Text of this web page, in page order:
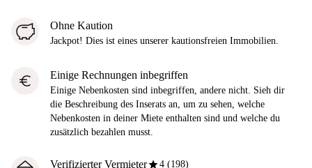
Ohne Kaution
Jackpot! Dies ist eines unserer kautionsfreien Immobilien.
euro Einige Rechnungen inbegriffen
Einige Nebenkosten sind inbegriffen, andere nicht. Sieh dir
die Beschreibung des Inserats an, um zu sehen, welche
Nebenkosten in deiner Miete enthalten sind und welche du
zusätzlich bezahlen musst.
Verifizierter Vermieterstar4 (198)